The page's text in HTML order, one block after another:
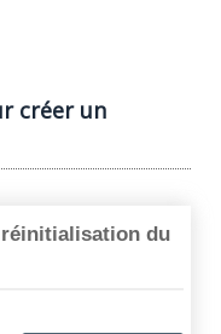
créer un
réinitialisation du